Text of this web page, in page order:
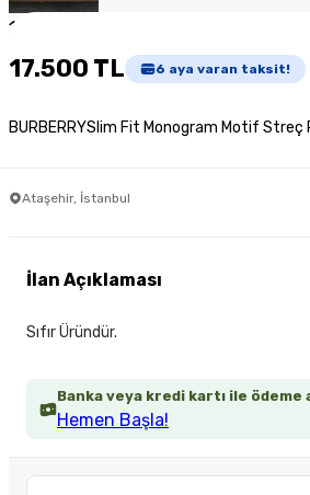
1
17.500 TL 6 aya varan taksit!
BURBERRYSlim Fit Monogram Motif Streç
Ataşehir, İstanbul
Banka veya kredi kartı ile ödeme
Hemen Başla!
İlan Açıklaması
Sıfır Üründür.